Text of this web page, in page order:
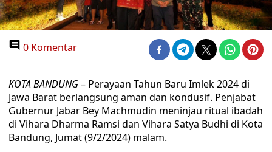
0 Komentar
KOTA BANDUNG– Perayaan Tahun Baru Imlek 2024 di
Jawa Barat berlangsung aman dan kondusif. Penjabat
Gubernur Jabar Bey Machmudin meninjau ritual ibadah
di Vihara Dharma Ramsi dan Vihara Satya Budhi di Kota
Bandung, Jumat (9/2/2024) malam.